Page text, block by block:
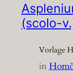
(scolo-
Vorlage
in